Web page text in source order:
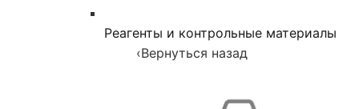
Реагенты и контрольные материалы
‹Вернуться назад